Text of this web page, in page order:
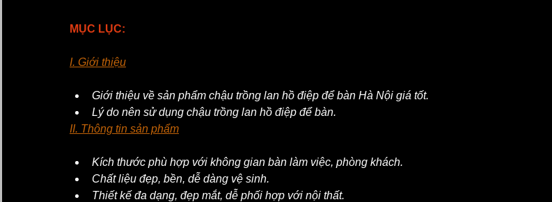
MỤC LỤC:
I. Giới thiệu
Giới thiệu về sản phẩm chậu trồng lan hồ điệp để bàn Hà Nội giá tốt.
Lý do nên sử dụng chậu trồng lan hồ điệp để bàn.
II. Thông tin sản phẩm
Kích thước phù hợp với không gian bàn làm việc, phòng khách.
Chất liệu đẹp, bền, dễ dàng vệ sinh.
Thiết kế đa dạng, đẹp mắt, dễ phối hợp với nội thất.